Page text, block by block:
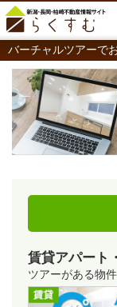
バーチャルツアーで
賃貸アパート
ツアーがある物件